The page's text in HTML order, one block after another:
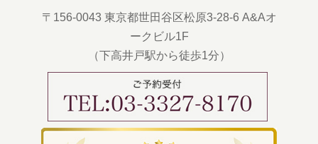
〒156-0043 東京都世田谷区松原3-28-6 A&Aオ
ークビル1F
（下高井戸駅から徒歩1分）